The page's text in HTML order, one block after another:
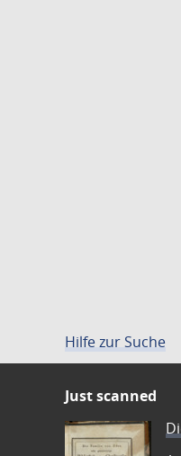
Hilfe zur Suche
Just scanned